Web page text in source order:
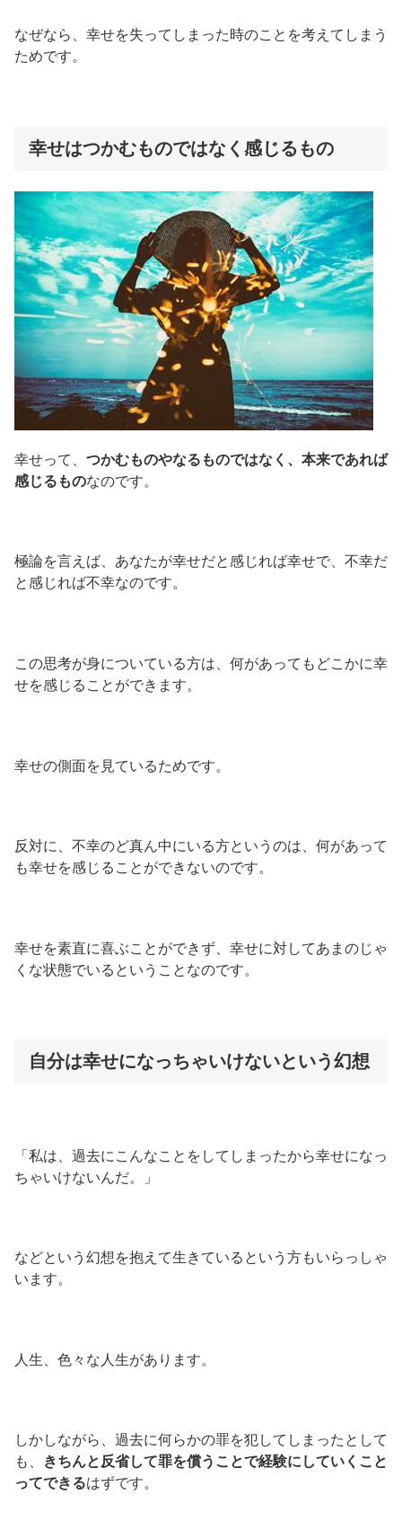
なぜなら、幸せを失ってしまった時のことを考えてしまう
ためです。
幸せはつかむものではなく感じるもの
幸せって、 つかむものやなるものではなく、本来であれば
感じるものなのです。
極論を言えば、あなたが幸せだと感じれば幸せで、不幸だ
と感じれば不幸なのです。
この思考が身についている方は、何があってもどこかに幸
せを感じることができます。
幸せの側面を見ているためです。
反対に、不幸のど真ん中にいる方というのは、何があって
も幸せを感じることができないのです。
幸せを素直に喜ぶことができず、幸せに対してあまのじゃ
くな状態でいるということなのです。
自分は幸せになっちゃいけないという幻想
「私は、過去にこんなことをしてしまったから幸せになっ
ちゃいけないんだ。」
などという幻想を抱えて生きているという方もいらっしゃ
います。
人生、色々な人生があります。
しかしながら、過去に何らかの罪を犯してしまったとして
も、
きちんと反省して罪を償うことで経験にしていくこと
ってできるはずです。